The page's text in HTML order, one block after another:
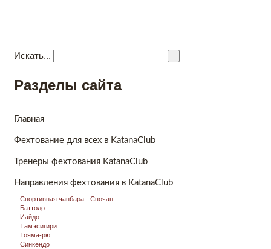
Искать...
Разделы сайта
Главная
Фехтование для всех в KatanaClub
Тренеры фехтования KatanaClub
Направления фехтования в KatanaClub
Спортивная чанбара - Спочан
Баттодо
Иайдо
Тамэсигири
Тояма-рю
Синкендо